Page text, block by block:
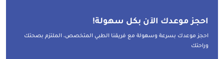
احجز موعدك الآن بكل سهولة!
احجز موعدك بسرعة وسهولة مع فريقنا الطبي المتخصص، الملتزم بصحتك
وراحتك